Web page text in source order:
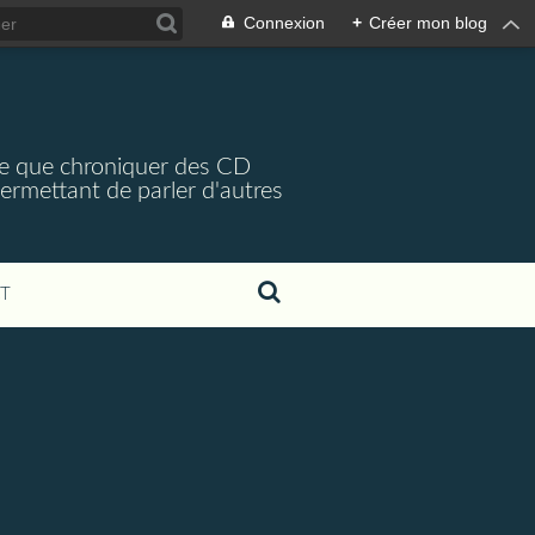
Connexion + Créer mon blog
que chroniquer des CD
de parler d'autres